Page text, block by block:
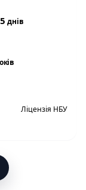
днів
Ліцензія НБУ